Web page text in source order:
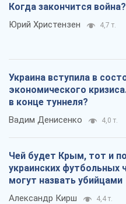
Когда закончится война?
Юрий Христензен 4,7 т.
Украина вступила в
экономического
в конце туннеля?
Вадим Денисенко 4,0 т.
Чей будет Крым, тот и
украинских футбольных
могут назвать убийцами
Александр Кирш 4,4 т.